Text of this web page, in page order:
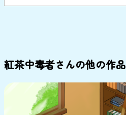
紅茶中毒者さんの他の作品